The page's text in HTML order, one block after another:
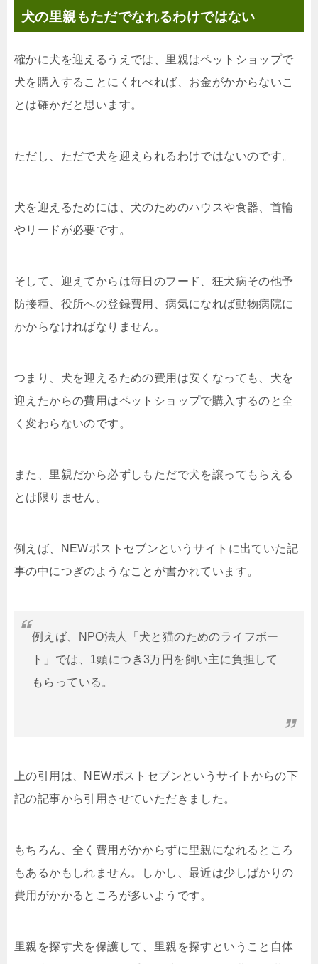
犬の里親もただでなれるわけではない
確かに犬を迎えるうえでは、里親はペットショップで
犬を購入することにくれべれば、お金がかからないこ
とは確かだと思います。
ただし、ただで犬を迎えられるわけではないのです。
犬を迎えるためには、犬のためのハウスや食器、首輪
やリードが必要です。
そして、迎えてからは毎日のフード、狂犬病その他予
防接種、役所への登録費用、病気になれば動物病院に
かからなければなりません。
つまり、犬を迎えるための費用は安くなっても、犬を
迎えたからの費用はペットショップで購入するのと全
く変わらないのです。
また、里親だから必ずしもただで犬を譲ってもらえる
とは限りません。
例えば、NEWポストセブンというサイトに出ていた記
事の中につぎのようなことが書かれています。
例えば、NPO法人「犬と猫のためのライフボー
ト」では、1頭につき3万円を飼い主に負担して
もらっている。
上の引用は、NEWポストセブンというサイトからの下
記の記事から引用させていただきました。
もちろん、全く費用がかからずに里親になれるところ
もあるかもしれません。しかし、最近は少しばかりの
費用がかかるところが多いようです。
里親を探す犬を保護して、里親を探すということ自体